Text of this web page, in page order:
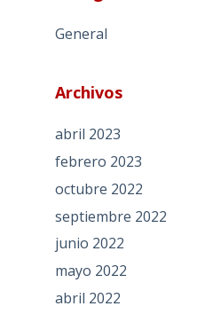
General
Archivos
abril 2023
febrero 2023
octubre 2022
septiembre 2022
junio 2022
mayo 2022
abril 2022